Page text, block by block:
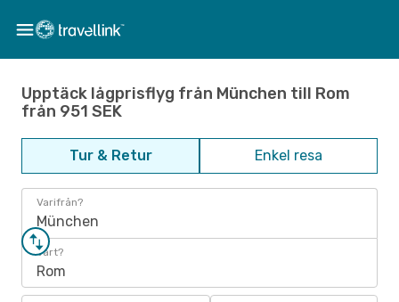
Upptäck lågprisflyg från München till Rom
från 951 SEK
Tur & Retur Enkel resa
Varifrån?
München
Vart?
Rom